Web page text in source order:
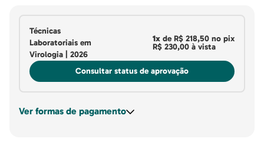
Técnicas
Laboratoriais em
Virologia | 2026
1x deR$ 218,50 no pix
R$ 230,00 à vista
Consultar status de aprovação
Ver formas de pagamento